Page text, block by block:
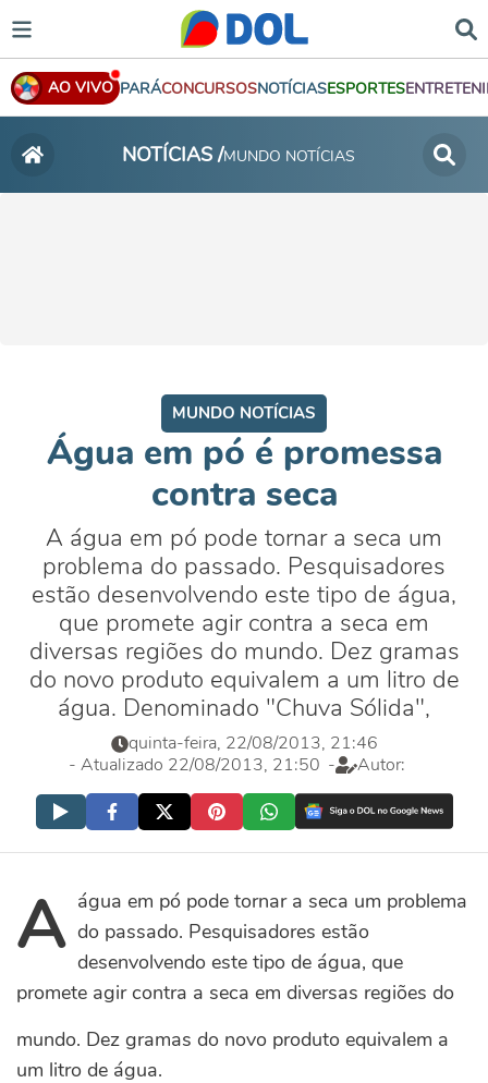
AO VIVO PARÁCONCURSOSNOTÍCIASESPORTES
NOTÍCIAS /MUNDO NOTÍCIAS
MUNDO NOTÍCIAS
Água em pó é promessa
contra seca
A água em pó pode tornar a seca um
problema do passado. Pesquisadores
estão desenvolvendo este tipo de água,
que promete agir contra a seca em
diversas regiões do mundo. Dez gramas
do novo produto equivalem a um litro de
água. Denominado "Chuva Sólida",
quinta-feira, 22/08/2013, 21:46
- Atualizado 22/08/2013, 21:50 - Autor:
Aágua em pó pode tornar a seca um problema
do passado. Pesquisadores estão
desenvolvendo este tipo de água, que
promete agir contra a seca em diversas regiões do
mundo. Dez gramas do novo produto equivalem a
um litro de água.